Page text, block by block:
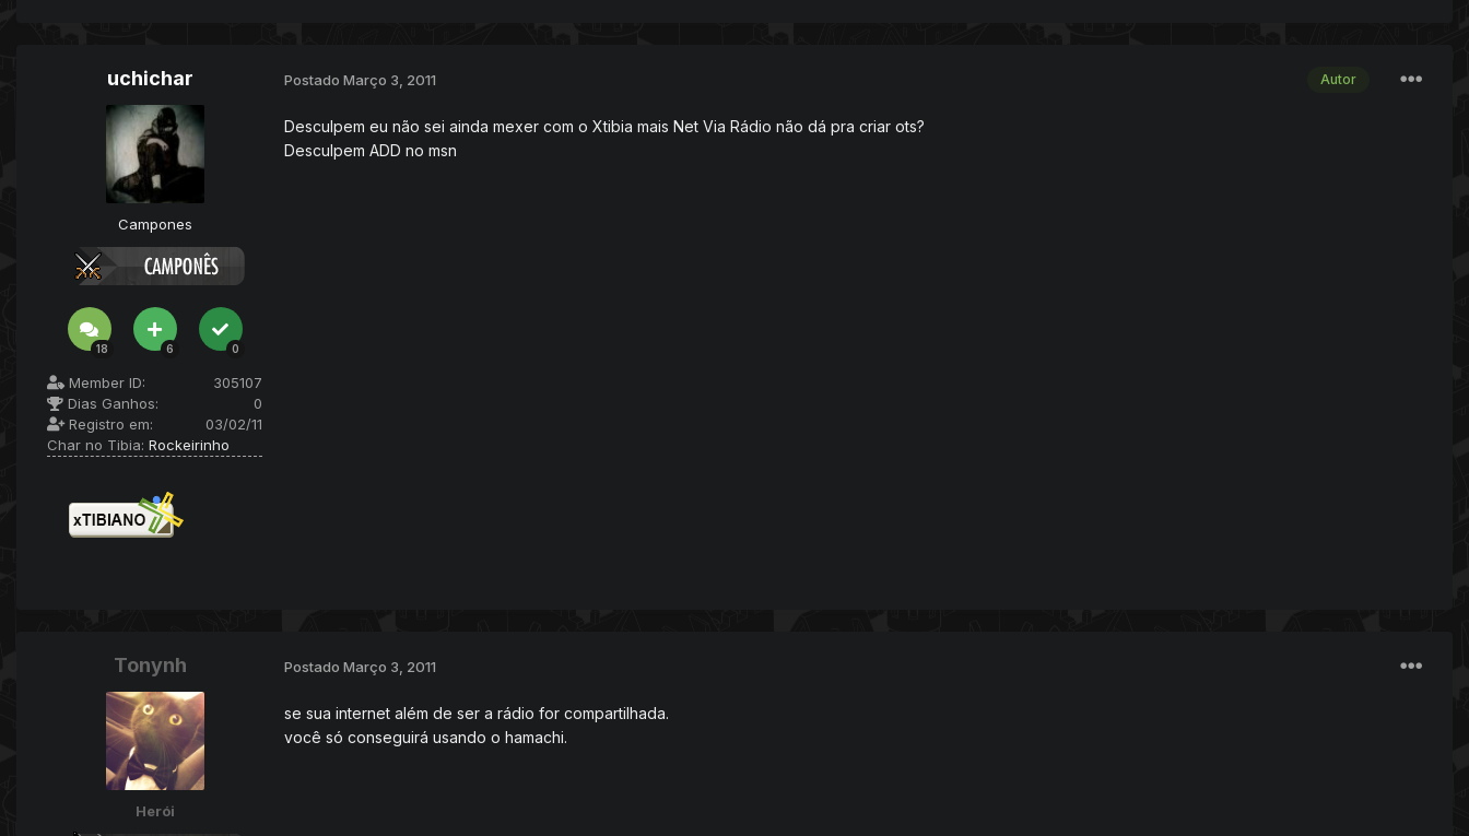
uchichar
Campones
18 6 0
Member ID:
305107
Dias Ganhos:
0
Registro em:
03/02/11
Char no Tibia: Rockeirinho
Autor
Postado Março 3, 2011
Desculpem eu não sei ainda mexer com o Xtibia mais Net Via Rádio não dá pra criar ots?
Desculpem ADD no msn
Tonynh
Herói
Postado Março 3, 2011
se sua internet além de ser a rádio for compartilhada.
você só conseguirá usando o hamachi.